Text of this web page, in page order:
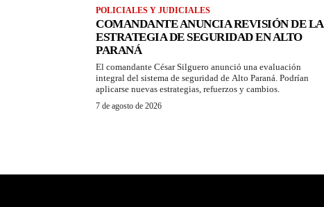
POLICIALES Y JUDICIALES
COMANDANTE ANUNCIA REVISIÓN DE LA
ESTRATEGIA DE SEGURIDAD EN ALTO
PARANÁ
El comandante César Silguero anunció una evaluación
integral del sistema de seguridad de Alto Paraná. Podrían
aplicarse nuevas estrategias, refuerzos y cambios.
7 de agosto de 2026